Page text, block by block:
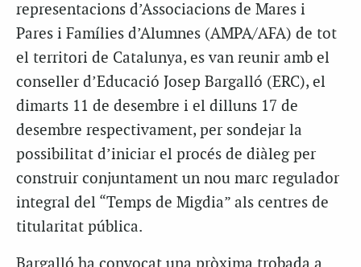
representacions d’Associacions de Mares i
Pares i Famílies d’Alumnes (AMPA/AFA) de tot
el territori de Catalunya, es van reunir amb el
conseller d’Educació Josep Bargalló (ERC), el
dimarts 11 de desembre i el dilluns 17 de
desembre respectivament, per sondejar la
possibilitat d’iniciar el procés de diàleg per
construir conjuntament un nou marc regulador
integral del “Temps de Migdia” als centres de
titularitat pública.